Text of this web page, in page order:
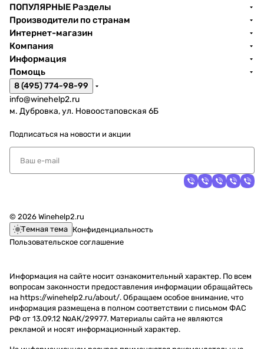
ПОПУЛЯРНЫЕ Разделы
Производители по странам
Интернет-магазин
Компания
Информация
Помощь
8 (495) 774-98-99
info@winehelp2.ru
м. Дубровка, ул. Новоостаповская 6Б
Подписаться на новости и акции
© 2026 Winehelp2.ru
Темная тема Конфиденциальность
Пользовательское соглашение
Информация на сайте носит ознакомительный характер. По всем
вопросам законности предоставления информации обращайтесь
на https://winehelp2.ru/about/. Обращаем особое внимание, что
информация размещена в полном соответствии с письмом ФАС
РФ от 13.09.12 №АК/29977. Материалы сайта не являются
рекламой и носят информационный характер.